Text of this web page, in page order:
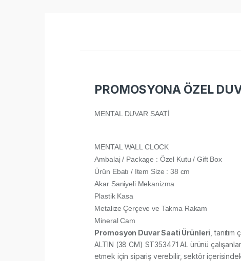
PROMOSYONA ÖZEL
MENTAL DUVAR SAATİ
MENTAL WALL CLOCK
Ambalaj / Package : Özel Kutu / Gift Box
Ürün Ebatı / Item Size : 38 cm
Akar Saniyeli Mekanizma
Plastik Kasa
Metalize Çerçeve ve Takma Rakam
Mineral Cam
Promosyon Duvar Saati Ürünleri ,
ALTIN (38 CM) ST353471 AL ürünü
etmek için sipariş verebilir, sektör